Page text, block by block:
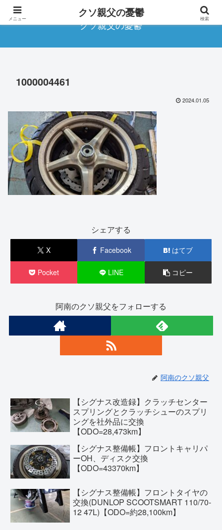
クソ親父の憂鬱
1000004461
2024.01.05
シェアする
X Facebook はてブ
Pocket LINE コピー
阿南のクソ親父をフォローする
阿南のクソ親父
【シグナス改造録】クラッチセンター
スプリングとクラッチシューのスプリ
ングを社外品に交換
【ODO=28,473km】
【シグナス整備帳】フロントキャリパ
ーOH、ディスク交換
【ODO=43370km】
【シグナス整備帳】フロントタイヤの
交換(DUNLOP SCOOTSMART 110/70-
12 47L)【ODO=約28,100km】
メニュー クソ親父の憂鬱 検索